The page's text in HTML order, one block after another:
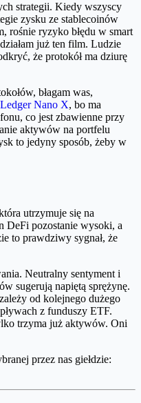
strategii. Kiedy wszyscy
zysku ze stablecoinów
rośnie ryzyko błędu w smart
już ten film. Ludzie
że protokół ma dziurę
błagam was,
Ledger Nano X, bo ma
co jest zbawienne przy
aktywów na portfelu
to jedyny sposób, żeby w
utrzymuje się na
DeFi pozostanie wysoki, a
to prawdziwy sygnał, że
Neutralny sentyment i
sugerują napiętą sprężynę.
od kolejnego dużego
z funduszy ETF.
trzyma już aktywów. Oni
przez nas giełdzie: